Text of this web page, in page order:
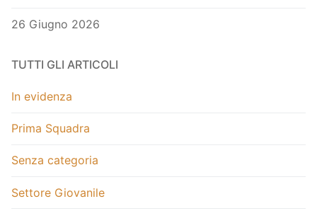
26 Giugno 2026
TUTTI GLI ARTICOLI
In evidenza
Prima Squadra
Senza categoria
Settore Giovanile